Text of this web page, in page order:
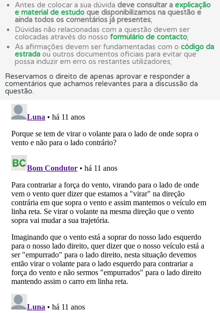
Antes de colocar a sua dúvida deve consultar a explicação
e material de estudo que disponibilizamos na questão e
ainda todos os comentários já presentes;
Dúvidas não relacionadas com a questão devem ser
colocadas através do nosso formulário de contacto;
As afirmações devem ser fundamentadas com o código da
estrada ou outros documentos oficiais para evitar que
possa induzir em erro os restantes utilizadores;
Reservamos o direito de apenas aprovar e responder a
comentários que achamos relevantes para a discussão da
questão.